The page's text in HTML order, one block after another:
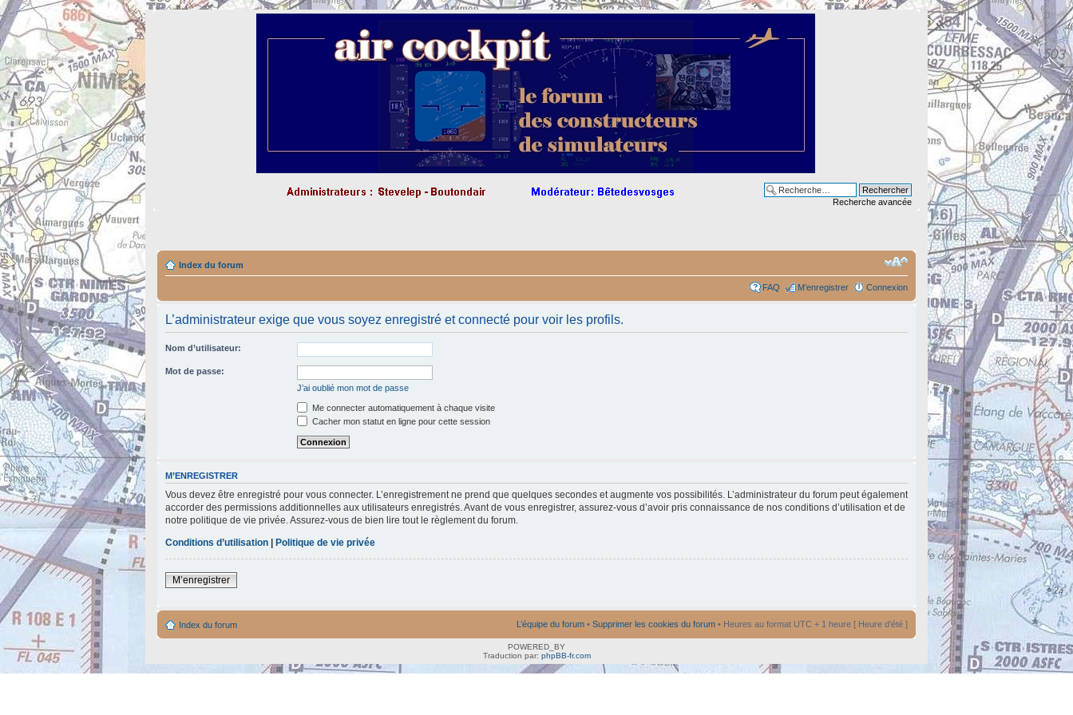
Recherche avancée
Index du forum
FAQ M’enregistrer Connexion
L’administrateur exige que vous soyez enregistré et connecté pour voir les profils.
Nom d’utilisateur:
Mot de passe:
J’ai oublié mon mot de passe
Me connecter automatiquement à chaque visite
Cacher mon statut en ligne pour cette session
M’ENREGISTRER
Vous devez être enregistré pour vous connecter. L’enregistrement ne prend que quelques secondes et augmente vos possibilités. L’administrateur du forum peut également
accorder des permissions additionnelles aux utilisateurs enregistrés. Avant de vous enregistrer, assurez-vous d’avoir pris connaissance de nos conditions d’utilisation et de
notre politique de vie privée. Assurez-vous de bien lire tout le règlement du forum.
Conditions d’utilisation | Politique de vie privée
M’enregistrer
Index du forum L’équipe du forum • Supprimer les cookies du forum • Heures au format UTC + 1 heure [ Heure d’été ]
POWERED_BY
Traduction par: phpBB-fr.com